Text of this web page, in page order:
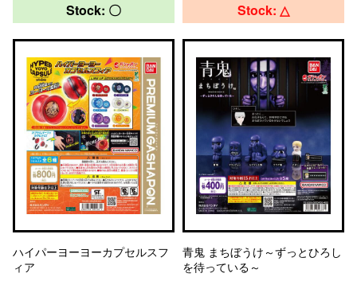
Stock: 〇
ハイパーヨーヨーカプセルスフ
ィア
Stock: △
青鬼 まちぼうけ～ずっとひろし
を待っている～